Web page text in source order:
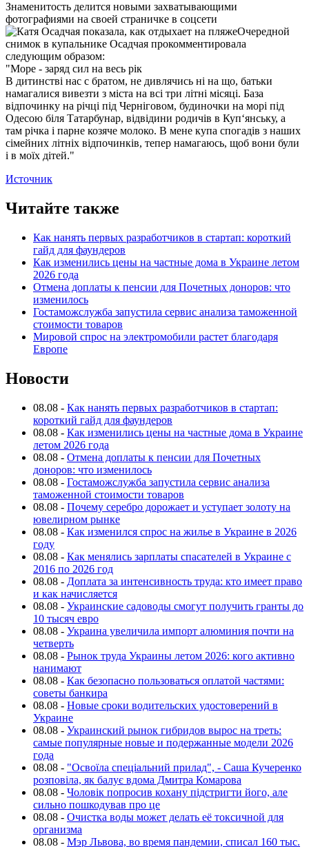
Знаменитость делится новыми захватывающими
фотографиями на своей страничке в соцсети
Очередной
снимок в купальнике Осадчая прокомментировала
следующим образом:
"Море - заряд сил на весь рік
В дитинстві нас с братом, не дивлячись ні на що, батьки
намагалися вивезти з міста на всі три літні місяці. База
відпочинку на річці під Черніговом, будиночки на морі під
Одесою біля Татарбунар, відвідини родичів в Куп‘янську, а
там річка і парне козяче молоко. В мене купа спогадів з наших
сімейних літніх відпочинків, тепер намагаюсь, щоб вони були
і в моїх дітей."
Источник
Читайте также
Как нанять первых разработчиков в стартап: короткий
гайд для фаундеров
Как изменились цены на частные дома в Украине летом
2026 года
Отмена доплаты к пенсии для Почетных доноров: что
изменилось
Гостаможслужба запустила сервис анализа таможенной
стоимости товаров
Мировой спрос на электромобили растет благодаря
Европе
Новости
08.08 - Как нанять первых разработчиков в стартап:
короткий гайд для фаундеров
08.08 - Как изменились цены на частные дома в Украине
летом 2026 года
08.08 - Отмена доплаты к пенсии для Почетных
доноров: что изменилось
08.08 - Гостаможслужба запустила сервис анализа
таможенной стоимости товаров
08.08 - Почему серебро дорожает и уступает золоту на
ювелирном рынке
08.08 - Как изменился спрос на жилье в Украине в 2026
году
08.08 - Как менялись зарплаты спасателей в Украине с
2016 по 2026 год
08.08 - Доплата за интенсивность труда: кто имеет право
и как начисляется
08.08 - Украинские садоводы смогут получить гранты до
10 тысяч евро
08.08 - Украина увеличила импорт алюминия почти на
четверть
08.08 - Рынок труда Украины летом 2026: кого активно
нанимают
08.08 - Как безопасно пользоваться оплатой частями:
советы банкира
08.08 - Новые сроки водительских удостоверений в
Украине
08.08 - Украинский рынок гибридов вырос на треть:
самые популярные новые и подержанные модели 2026
года
08.08 - "Освоїла спеціальний прилад", - Саша Кучеренко
розповіла, як балує вдома Дмитра Комарова
08.08 - Чоловік попросив кохану підстригти його, але
сильно пошкодував про це
08.08 - Очистка воды может делать её токсичной для
организма
08.08 - Мэр Львова, во время пандемии, списал 160 тыс.